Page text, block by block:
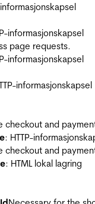
informasjonskapsel
page requests.
informasjonskapsel
informasjonskapsel
checkout and
: HTTP-
checkout and
: HTML lokal lagring